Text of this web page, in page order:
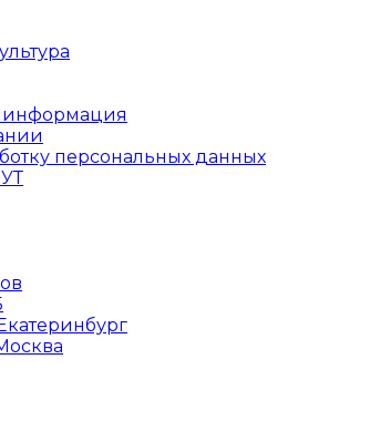
информация
персональных данных